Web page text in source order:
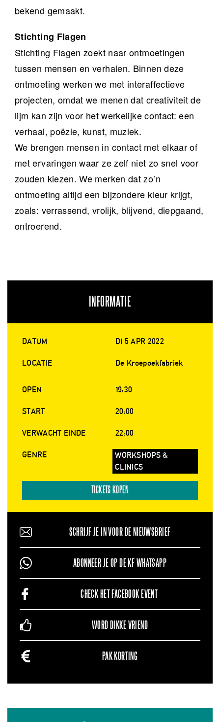
bekend gemaakt.
Stichting Flagen
Stichting Flagen zoekt naar ontmoetingen
tussen mensen en verhalen. Binnen deze
ontmoeting werken we met interaffectieve
projecten, omdat we menen dat creativiteit de
lijm kan zijn voor het werkelijke contact: een
verhaal, poëzie, kunst, muziek.
We brengen mensen in contact met elkaar of
met ervaringen waar ze zelf niet zo snel voor
zouden kiezen. We merken dat zo’n
ontmoeting altijd een bijzondere kleur krijgt,
zoals: verrassend, vrolijk, blijvend, diepgaand,
ontroerend.
INFORMATIE
DATUM DI 5 APR 2022
LOCATIE De Kroepoekfabriek
OPEN 19:30
START 20:00
VERWACHT EINDE 22:00
GENRE
WORKSHOPS &
CLINICS
TICKETS KOPEN
SCHRIJF JE IN VOOR DE NIEUWSBRIEF
ABONNEER JE OP DE KF WHATSAPP
CHECK HET FACEBOOK EVENT
WORD DIKKE VRIEND
PAK KORTING